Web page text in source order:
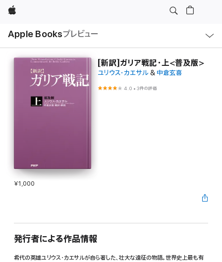
Apple
Apple Booksプレビュー
ル
[新訳]ガリア戦記・上<普及版>
ユリウス・カエサル& 中倉玄喜
4.0 •3件の評価
¥1,000
発行者による作品情報
希代の英雄ユリウス・カエサルが自ら著した、壮大な遠征の物語。世界史上最も有